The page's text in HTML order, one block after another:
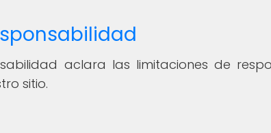
aclara las limitaciones de
sitio.